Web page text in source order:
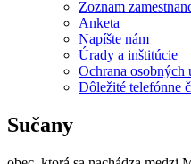
Zoznam
Anketa
Napíšte nám
Úrady a inštitúcie
Ochrana osobných
Dôležité telefónne
Sučany